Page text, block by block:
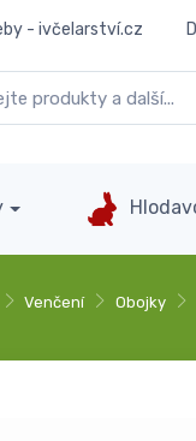
- ivčelarství.cz
Venčení Obojky